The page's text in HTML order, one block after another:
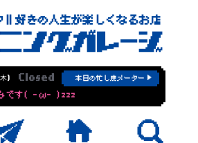
) Closed 本日の忙し度メーター
です( -ω- )zzz